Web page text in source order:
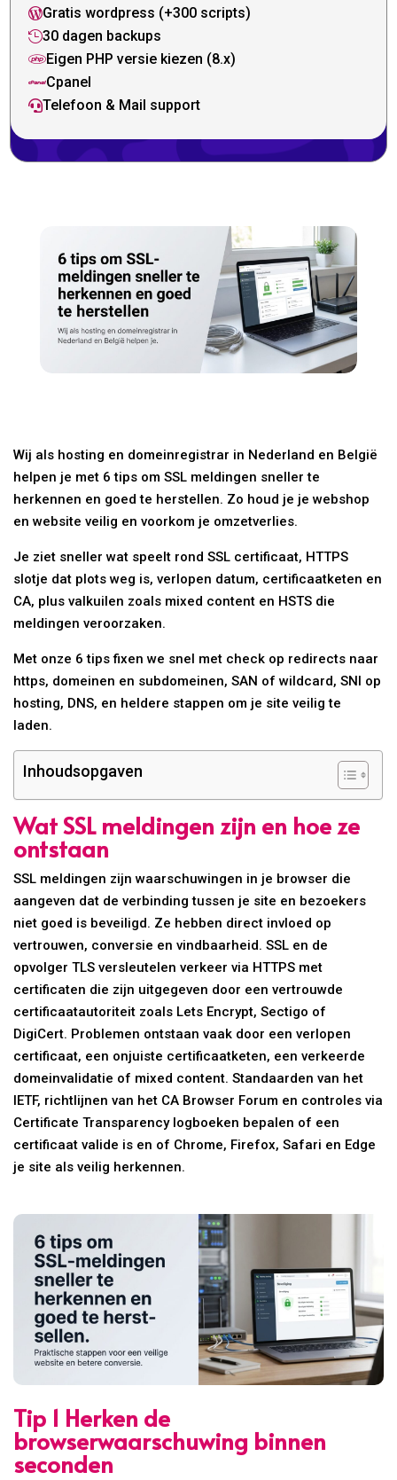
Gratis wordpress (+300 scripts)
30 dagen backups
Eigen PHP versie kiezen (8.x)
Cpanel
Telefoon & Mail support
Wij als hosting en domeinregistrar in Nederland en België
helpen je met 6 tips om SSL meldingen sneller te
herkennen en goed te herstellen. Zo houd je je webshop
en website veilig en voorkom je omzetverlies.
Je ziet sneller wat speelt rond SSL certificaat, HTTPS
slotje dat plots weg is, verlopen datum, certificaatketen en
CA, plus valkuilen zoals mixed content en HSTS die
meldingen veroorzaken.
Met onze 6 tips fixen we snel met check op redirects naar
https, domeinen en subdomeinen, SAN of wildcard, SNI op
hosting, DNS, en heldere stappen om je site veilig te
laden.
Inhoudsopgaven
Wat SSL meldingen zijn en hoe ze
ontstaan
SSL meldingen zijn waarschuwingen in je browser die
aangeven dat de verbinding tussen je site en bezoekers
niet goed is beveiligd. Ze hebben direct invloed op
vertrouwen, conversie en vindbaarheid. SSL en de
opvolger TLS versleutelen verkeer via HTTPS met
certificaten die zijn uitgegeven door een vertrouwde
certificaatautoriteit zoals Lets Encrypt, Sectigo of
DigiCert. Problemen ontstaan vaak door een verlopen
certificaat, een onjuiste certificaatketen, een verkeerde
domeinvalidatie of mixed content. Standaarden van het
IETF, richtlijnen van het CA Browser Forum en controles via
Certificate Transparency logboeken bepalen of een
certificaat valide is en of Chrome, Firefox, Safari en Edge
je site als veilig herkennen.
Tip 1 Herken de
browserwaarschuwing binnen
seconden